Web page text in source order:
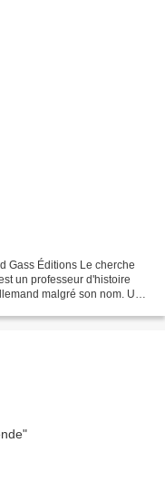
Gass Éditions Le cherche
un professeur d'histoire
malgré son nom. Un